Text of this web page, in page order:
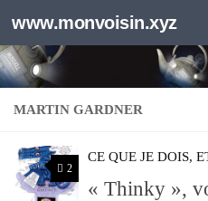
Au dessous du contenu
www.monvoisin.xyz
MARTIN GARDNER
2
CE QUE JE DOIS,
« Thinky »,